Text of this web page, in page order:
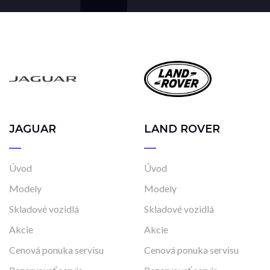
JAGUAR
Úvod
Modely
Skladové vozidlá
Akcie
Cenová ponuka servisu
LAND ROVER
Úvod
Modely
Skladové vozidlá
Akcie
Cenová ponuka servisu